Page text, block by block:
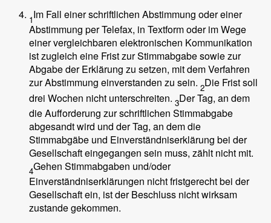
1Im Fall einer schriftlichen Abstimmung oder einer
Abstimmung per Telefax, in Textform oder im Wege
einer vergleichbaren elektronischen Kommunikation
ist zugleich eine Frist zur Stimmabgabe sowie zur
Abgabe der Erklärung zu setzen, mit dem Verfahren
zur Abstimmung einverstanden zu sein. 2Die Frist soll
drei Wochen nicht unterschreiten. 3Der Tag, an dem
die Aufforderung zur schriftlichen Stimmabgabe
abgesandt wird und der Tag, an dem die
Stimmabgäbe und Einverständniserklärung bei der
Gesellschaft eingegangen sein muss, zählt nicht mit.
4Gehen Stimmabgaben und/oder
Einverständniserklärungen nicht fristgerecht bei der
Gesellschaft ein, ist der Beschluss nicht wirksam
zustande gekommen.